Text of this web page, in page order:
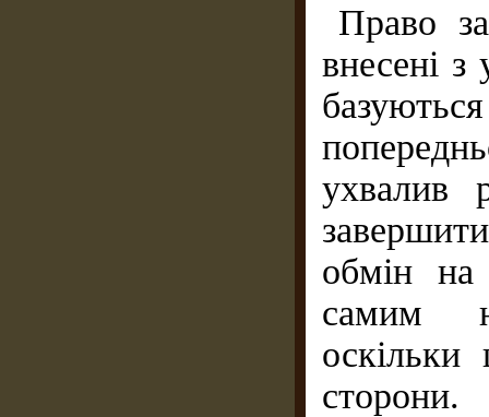
Право
внесені з
ухвалив
обмін на
самим
сторони.